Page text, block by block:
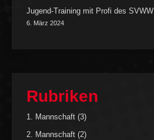
Jugend-Training mit Profi des SVWW
6. März 2024
Rubriken
1. Mannschaft (3)
2. Mannschaft (2)